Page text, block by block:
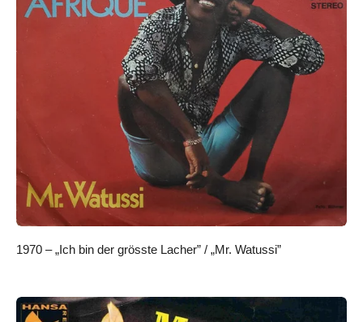
1970 – „Ich bin der grösste Lacher” / „Mr. Watussi”